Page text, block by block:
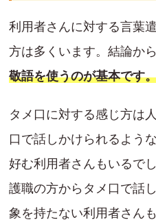
利用者さんに対する言葉
方は多くいます。結論から
敬語を使うのが基本です
タメ口に対する感じ方は
口で話しかけられるよう
好む利用者さんもいるで
護職の方からタメ口で話
象を持たない利用者さん